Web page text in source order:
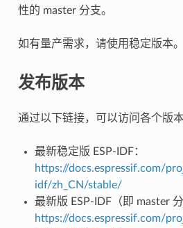
性的 master 分支。
如有量产需求，请使用稳定版本。
发布版本
通过以下链接，可以访问各个版
最新稳定版 ESP-IDF：
https://docs.espressif.com/
idf/zh_CN/stable/
最新版 ESP-IDF（即 master 分
https://docs.espressif.com/